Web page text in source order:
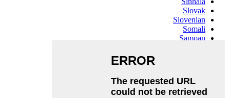
Slovak
Slovenian
Somali
Samoan
Swahili
Tajik